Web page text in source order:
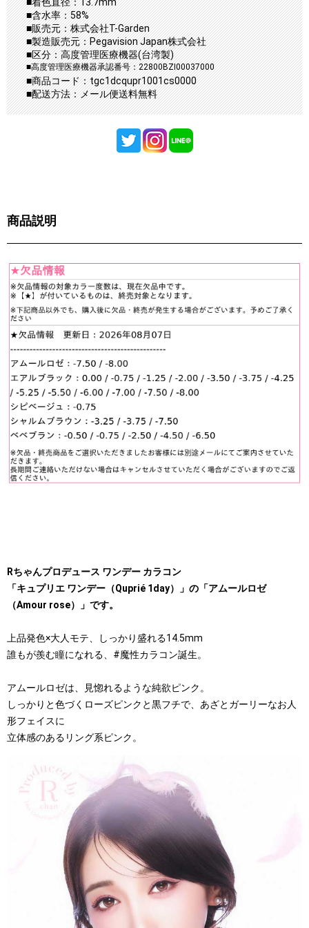
■着色直径：13.7mm
■含水率：58%
■販売元：株式会社T-Garden
■製造販売元：Pegavision Japan株式会社
■区分：高度管理医療機器(台湾製)
■高度管理医療機器承認番号：22800BZI00037000
■商品コード：tgc1dcqupr1001cs0000
■配送方法：メール便送料無料
商品説明
Rちゃんプロデュース ワンデー カラコン
「キュプリエ ワンデー（Quprié 1day）」の「アムールロゼ
（Amour rose）」です。
上品発色×大人モテ、しっかり盛れる14.5mm
誰もが羨む瞳になれる、#魔性カラコン誕生。
アムールロゼは、見惚れるような純欲ピンク。
しっかりと色づくローズピンクと黒フチで、あざとガーリーなお人
形フェイスに
立体感のあるリング系ピンク。